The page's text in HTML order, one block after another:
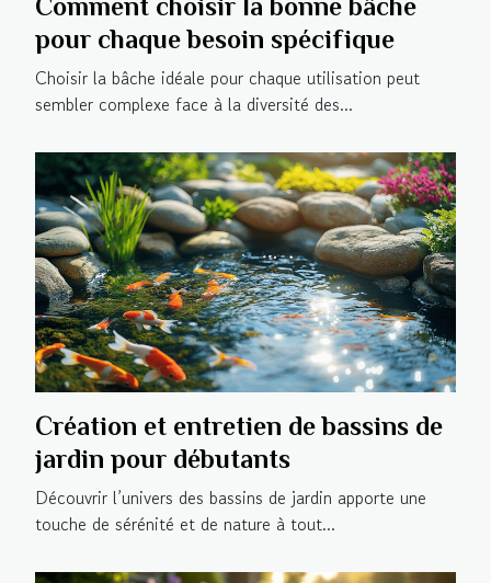
Comment choisir la bonne bâche
pour chaque besoin spécifique
Choisir la bâche idéale pour chaque utilisation peut
sembler complexe face à la diversité des...
Création et entretien de bassins de
jardin pour débutants
Découvrir l’univers des bassins de jardin apporte une
touche de sérénité et de nature à tout...